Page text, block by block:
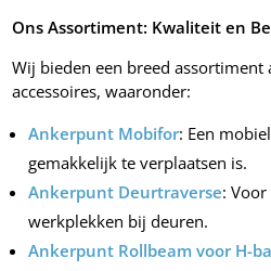
Ons Assortiment: Kwaliteit en
Wij bieden een breed assortiment
accessoires, waaronder:
Ankerpunt Mobifor: Een
gemakkelijk te verplaatsen is.
Ankerpunt Deurtraverse:
werkplekken bij deuren.
Ankerpunt Rollbeam voor H-